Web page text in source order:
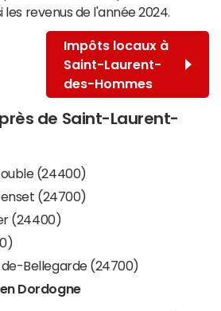
revenus de l'année 2024.
Impôts locaux à
Saint-Laurent-
des-Hommes
de Saint-Laurent-
(24400)
(24700)
(24400)
Bellegarde (24700)
Dordogne